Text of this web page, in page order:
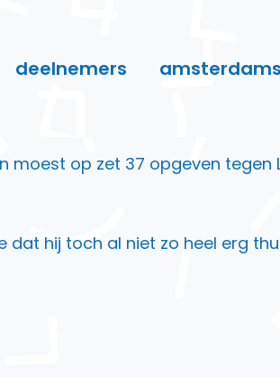
deelnemers amsterdams
op zet 37 opgeven tegen
hij toch al niet zo heel erg